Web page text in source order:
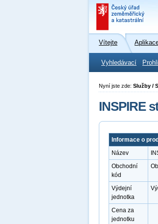
Vítejte
Vyhledávací
Nyní jste zde: Služby /
INSPIRE
Informace o
Název
Obchodní
kód
Výdejní
jednotka
Cena za
jednotku